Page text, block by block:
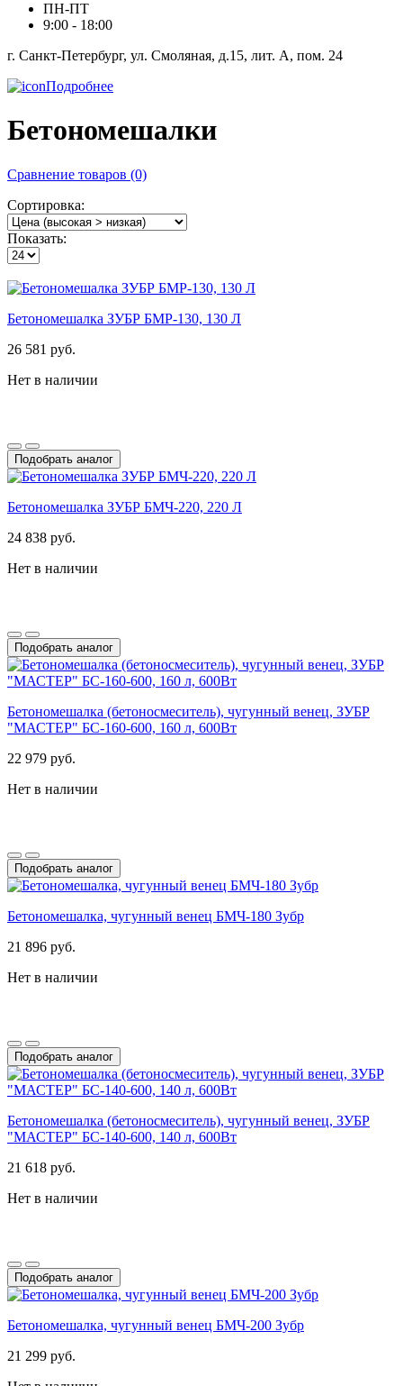
ПН-ПТ
9:00 - 18:00
г. Санкт-Петербург, ул. Смоляная, д.15, лит. А, пом. 24
Подробнее
Бетономешалки
Сравнение товаров (0)
Сортировка:
Показать:
Бетономешалка ЗУБР БМР-130, 130 Л
26 581 руб.
Нет в наличии
Подобрать аналог
Бетономешалка ЗУБР БМЧ-220, 220 Л
24 838 руб.
Нет в наличии
Подобрать аналог
Бетономешалка (бетоносмеситель), чугунный венец, ЗУБР
"МАСТЕР" БС-160-600, 160 л, 600Вт
22 979 руб.
Нет в наличии
Подобрать аналог
Бетономешалка, чугунный венец БМЧ-180 Зубр
21 896 руб.
Нет в наличии
Подобрать аналог
Бетономешалка (бетоносмеситель), чугунный венец, ЗУБР
"МАСТЕР" БС-140-600, 140 л, 600Вт
21 618 руб.
Нет в наличии
Подобрать аналог
Бетономешалка, чугунный венец БМЧ-200 Зубр
21 299 руб.